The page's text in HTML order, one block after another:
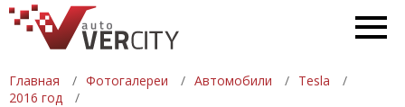
Главная Фотогалереи Автомобили
Tesla
2016 год